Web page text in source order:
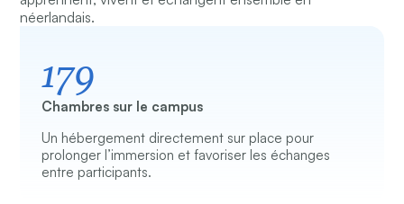
néerlandais.
179
Chambres sur le campus
Un hébergement directement sur place pour
prolonger l’immersion et favoriser les échanges
entre participants.